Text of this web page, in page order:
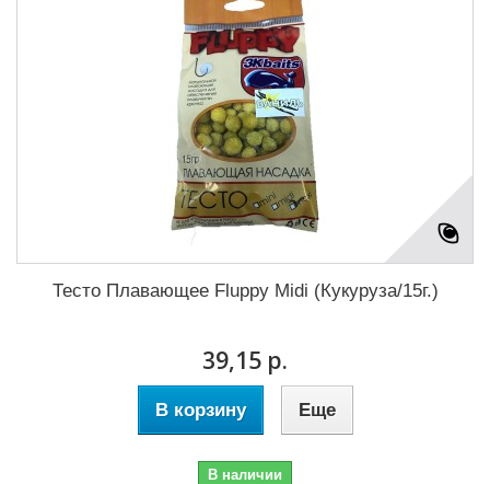
Тесто Плавающее Fluppy Midi (Кукуруза/15г.)
39,15 р.
В корзину Еще
В наличии